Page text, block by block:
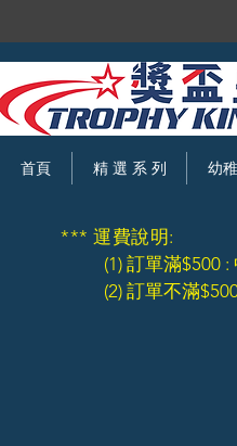
首頁 精 選 系 列 幼
*** 運費說明:
(1) 訂單滿$500 :
(2) 訂單不滿$500 :